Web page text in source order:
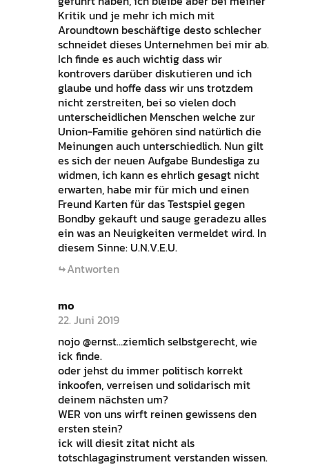
Kritik und je mehr ich mich mit
Aroundtown beschäftige desto schlecher
schneidet dieses Unternehmen bei mir ab.
Ich finde es auch wichtig dass wir
kontrovers darüber diskutieren und ich
glaube und hoffe dass wir uns trotzdem
nicht zerstreiten, bei so vielen doch
unterscheidlichen Menschen welche zur
Union-Familie gehören sind natürlich die
Meinungen auch unterschiedlich. Nun gilt
es sich der neuen Aufgabe Bundesliga zu
widmen, ich kann es ehrlich gesagt nicht
erwarten, habe mir für mich und einen
Freund Karten für das Testspiel gegen
Bondby gekauft und sauge geradezu alles
ein was an Neuigkeiten vermeldet wird. In
diesem Sinne: U.N.V.E.U.
Antworten
mo
22. Juni 2019
nojo @ernst…ziemlich selbstgerecht, wie
ick finde.
oder jehst du immer politisch korrekt
inkoofen, verreisen und solidarisch mit
deinem nächsten um?
WER von uns wirft reinen gewissens den
ersten stein?
ick will diesit zitat nicht als
totschlagaginstrument verstanden wissen.